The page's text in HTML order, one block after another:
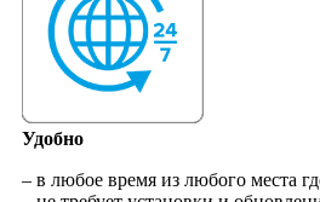
Удобно
– в любое время из любого места